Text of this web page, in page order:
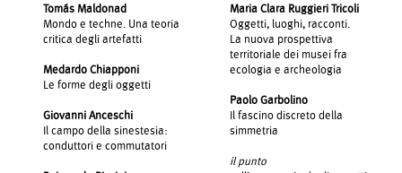
Tomás Maldonad
Mondo e techne. Una teoria
critica degli artefatti
Medardo Chiapponi
Le forme degli oggetti
Giovanni Anceschi
Il campo della sinestesia:
conduttori e commutatori
Maria Clara Ruggieri Tricoli
Oggetti, luoghi, racconti.
La nuova prospettiva
territoriale dei musei fra
ecologia e archeologia
Paolo Garbolino
Il fascino discreto della
simmetria
il punto